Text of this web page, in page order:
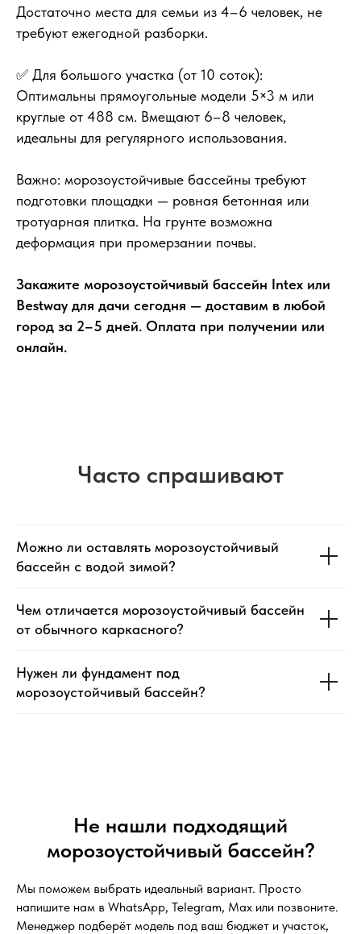
Достаточно места для семьи из 4–6 человек, не
требуют ежегодной разборки.
✅ Для большого участка (от 10 соток):
Оптимальны прямоугольные модели 5×3 м или
круглые от 488 см. Вмещают 6–8 человек,
идеальны для регулярного использования.
Важно: морозоустойчивые бассейны требуют
подготовки площадки — ровная бетонная или
тротуарная плитка. На грунте возможна
деформация при промерзании почвы.
Закажите морозоустойчивый бассейн Intex или
Bestway для дачи сегодня — доставим в любой
город за 2–5 дней. Оплата при получении или
онлайн.
Часто спрашивают
Можно ли оставлять морозоустойчивый
бассейн с водой зимой?
Чем отличается морозоустойчивый бассейн
от обычного каркасного?
Нужен ли фундамент под
морозоустойчивый бассейн?
Не нашли подходящий
морозоустойчивый бассейн?
Мы поможем выбрать идеальный вариант. Просто
напишите нам в WhatsApp, Telegram, Max или позвоните.
Менеджер подберёт модель под ваш бюджет и участок,